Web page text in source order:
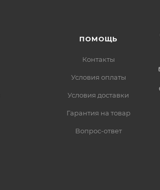
ПОМОЩЬ
Контакты
Условия оплаты
Условия доставки
Гарантия на товар
Вопрос-ответ